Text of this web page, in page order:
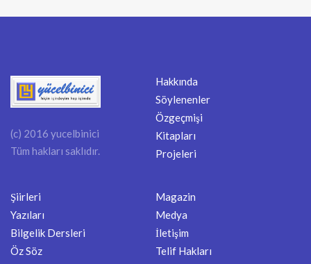
(c) 2016 yucelbinici
Tüm hakları saklıdır.
Hakkında
Söylenenler
Özgeçmişi
Kitapları
Projeleri
Şiirleri
Yazıları
Bilgelik Dersleri
Öz Söz
Magazin
Medya
İletişim
Telif Hakları